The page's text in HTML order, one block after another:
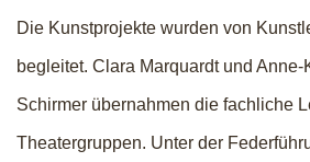
Die Kunstprojekte wurden von
begleitet. Clara Marquardt und
Schirmer übernahmen die fachliche
Theatergruppen. Unter der